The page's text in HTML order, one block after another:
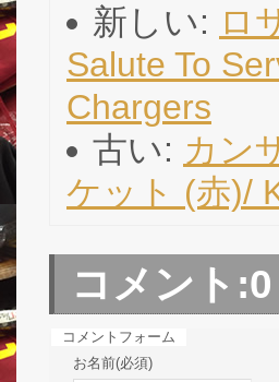
新しい: ロ
Salute To
Chargers
古い: カン
ケット (赤)/
コメント:0
コメントフォーム
お名前(必須)